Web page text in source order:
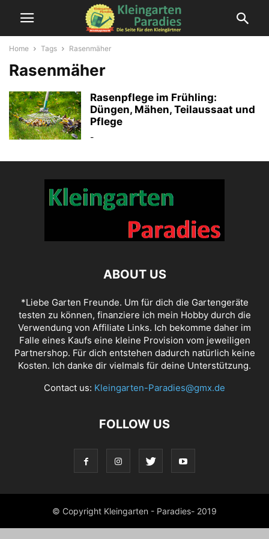
Home Tags Rasenmäher
Rasenmäher
Rasenpflege im Frühling:
Düngen, Mähen, Teilaussaat und
Pflege
-
ABOUT US
*Liebe Garten Freunde. Um für dich die Gartengeräte
testen zu können, finanziere ich mein Hobby durch die
Verwendung von Affiliate Links. Ich bekomme daher im
Falle eines Kaufs eine kleine Provision vom jeweiligen
Partnershop. Für dich entstehen dadurch natürlich keine
Kosten. Ich danke dir vielmals für deine Unterstützung.
Contact us: Kleingarten-Paradies@gmx.de
FOLLOW US
© Copyright Kleingarten - Paradies- 2019